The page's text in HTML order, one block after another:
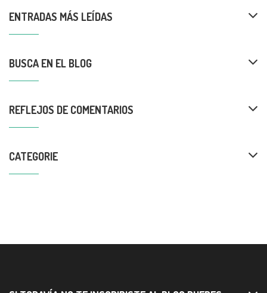
ENTRADAS MÁS LEÍDAS
BUSCA EN EL BLOG
REFLEJOS DE COMENTARIOS
CATEGORIE